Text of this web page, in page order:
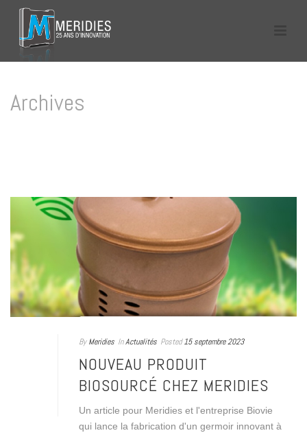
Archives
By Meridies InActualités Posted 15 septembre 2023
NOUVEAU PRODUIT
BIOSOURCÉ CHEZ MERIDIES
Un article pour Meridies et l'entreprise Biovie
qui lance la fabrication d'un germoir innovant à